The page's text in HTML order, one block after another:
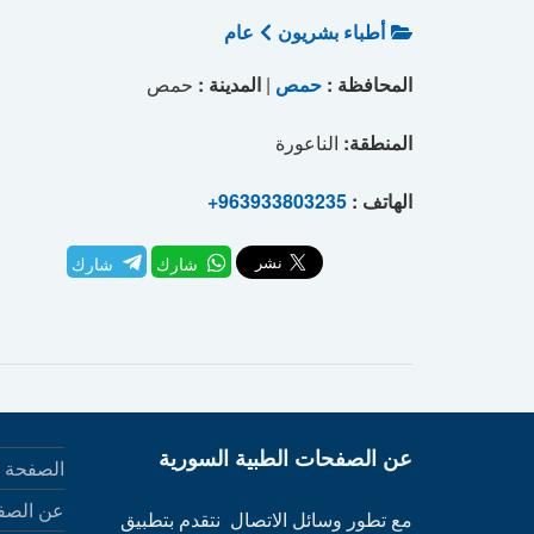
أطباء بشريون
عام
المحافظة : حمص | المدينة : حمص
المنطقة: الناعورة
الهاتف : +963933803235
شارك شارك
عن الصفحات الطبية السورية
مع تطور وسائل الاتصال نتقدم بتطبيق
الصفحة
عن